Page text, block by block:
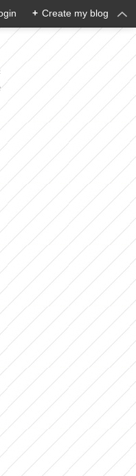
+ Create my blog